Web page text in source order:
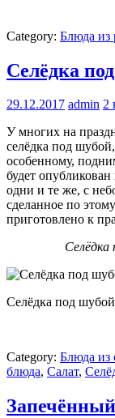
Category: Блюда
Селёдка
29.12.2017 admin 2
У многих на
селёдка под
особенному,
будет
одни и те же, с
сделанное по
приготовлено к
Селёдка
Селёдка под
Category: Блюда из
блюда, Салат,